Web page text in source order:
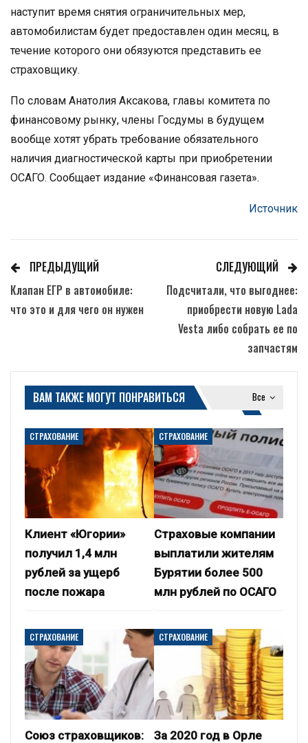
наступит время снятия ограничительных мер,
автомобилистам будет предоставлен один месяц, в
течение которого они обязуются представить ее
страховщику.
По словам Анатолия Аксакова, главы комитета по
финансовому рынку, члены Госдумы в будущем
вообще хотят убрать требование обязательного
наличия диагностической карты при приобретении
ОСАГО. Сообщает издание «Финансовая газета».
Источник
ПРЕДЫДУЩИЙ
Клапан ЕГР в автомобиле:
что это и для чего он нужен
СЛЕДУЮЩИЙ
Подсчитали, что выгоднее:
приобрести новую Lada
Vesta либо собрать ее по
запчастям
Все
ВАМ ТАКЖЕ МОГУТ ПОНРАВИТЬСЯ
СТРАХОВАНИЕ
Клиент «Югории»
получил 1,4 млн
рублей за ущерб
после пожара
СТРАХОВАНИЕ
Страховые компании
выплатили жителям
Бурятии более 500
млн рублей по ОСАГО
СТРАХОВАНИЕ
Союз страховщиков:
СТРАХОВАНИЕ
За 2020 год в Орле